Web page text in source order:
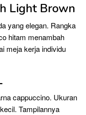
Light Brown
yang elegan. Rangka
hitam menambah
meja kerja individu
cappuccino. Ukuran
Tampilannya